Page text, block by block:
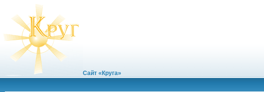
Сайт «Круга»